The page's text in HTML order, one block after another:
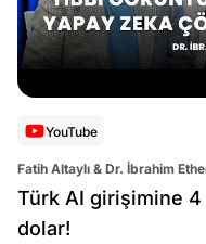
YouTube
Fatih Altaylı & Dr. İbrahim
Türk AI girişimine
dolar!